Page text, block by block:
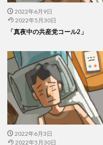
2022年6月9日
2022年5月30日
「真夜中の共産党コール2」
2022年6月3日
2022年5月30日